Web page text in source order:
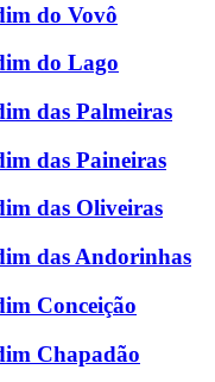
do Vovô
do Lago
das Palmeiras
das Paineiras
das Oliveiras
das Andorinhas
Conceição
Chapadão